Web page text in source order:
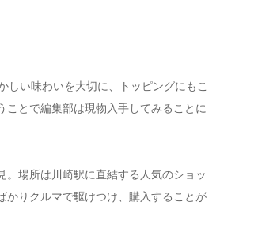
しい味わいを大切に、トッピングにもこ
ことで編集部は現物入手してみることに
。場所は川崎駅に直結する人気のショッ
かりクルマで駆けつけ、購入することが